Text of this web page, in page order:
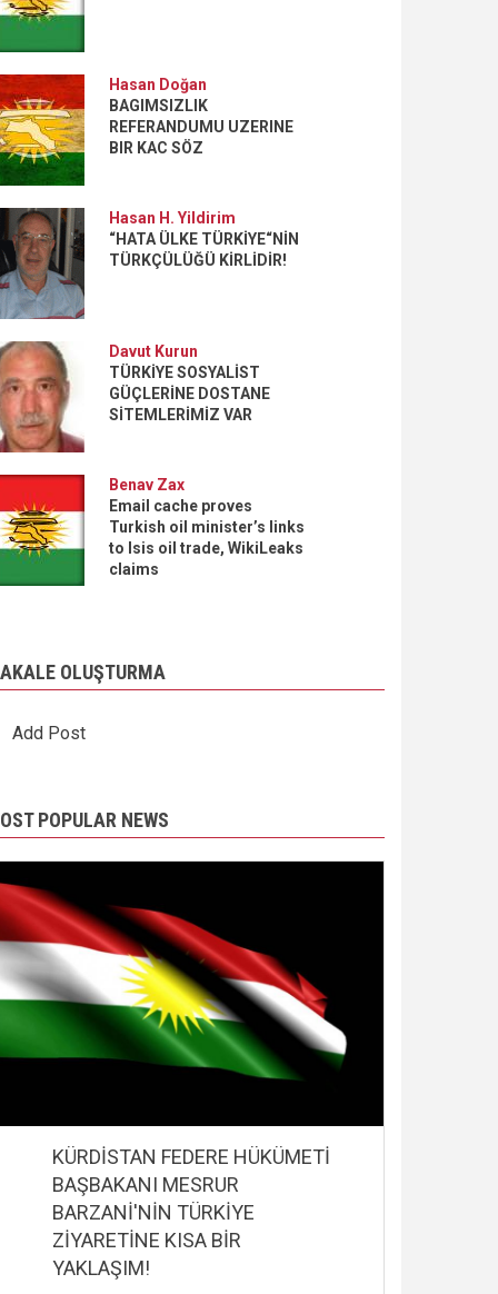
Hasan Doğan
BAGIMSIZLIK
REFERANDUMU UZERINE
BIR KAC SÖZ
Hasan H. Yildirim
“HATA ÜLKE TÜRKİYE“NİN
TÜRKÇÜLÜĞÜ KİRLİDİR!
Davut Kurun
TÜRKİYE SOSYALİST
GÜÇLERİNE DOSTANE
SİTEMLERİMİZ VAR
Benav Zax
Email cache proves
Turkish oil minister’s links
to Isis oil trade, WikiLeaks
claims
OLUŞTURMA
Add Post
POPULAR NEWS
KÜRDİSTAN FEDERE HÜKÜMETİ
BAŞBAKANI MESRUR
BARZANİ'NİN TÜRKİYE
ZİYARETİNE KISA BİR
YAKLAŞIM!